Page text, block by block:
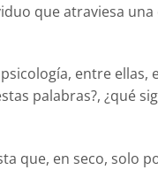
que atraviesa
entre ellas,
palabras?, ¿qué
que, en seco, solo